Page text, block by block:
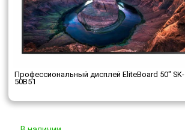
Профессиональный дисплей EliteBoard 50" SK-
50B51